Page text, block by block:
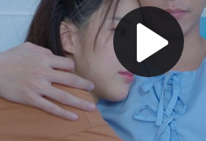
Play
Video